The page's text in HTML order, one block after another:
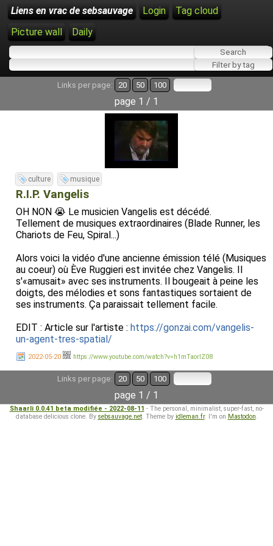
Liens en vrac de sebsauvage Login
Tag cloud
Picture wall
Daily
Links per page: 20 50 100
page 1 / 1
culture musique
R.I.P. Vangelis
OH NON 😭 Le musicien Vangelis est décédé.
Tellement de musiques extraordinaires (Blade Runner, les
Chariots de Feu, Spiral...)
Alors voici la vidéo d'une ancienne émission télé (Musiques
au coeur) où Ève Ruggieri est invitée chez Vangelis. Il
s'«amusait» avec ses instruments. Il bougeait à peine les
doigts, des mélodies et sons fantastiques sortaient de
ses instruments. Ça paraissait tellement facile.
EDIT : Article sur l'artiste : https://gonzai.com/vangelis-
un-agent-tres-spatial/
2022-05-20 https://www.youtube.com/watch?v=h1mTaorlZ08
Links per page: 20 50 100
page 1 / 1
Shaarli 0.0.41 beta modifiée - 2022-08-11 - The personal, minimalist, super-fast, no-
database delicious clone. By sebsauvage.net. Theme by idleman.fr. I'm on Mastodon.